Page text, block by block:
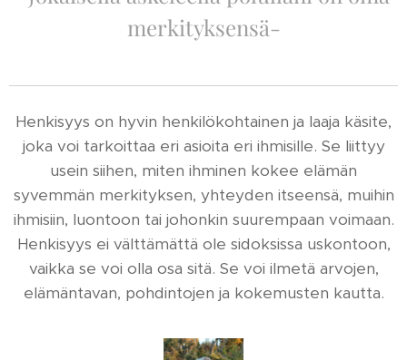
merkityksensä-
Henkisyys on hyvin henkilökohtainen ja laaja käsite,
joka voi tarkoittaa eri asioita eri ihmisille. Se liittyy
usein siihen, miten ihminen kokee elämän
syvemmän merkityksen, yhteyden itseensä, muihin
ihmisiin, luontoon tai johonkin suurempaan voimaan.
Henkisyys ei välttämättä ole sidoksissa uskontoon,
vaikka se voi olla osa sitä. Se voi ilmetä arvojen,
elämäntavan, pohdintojen ja kokemusten kautta.